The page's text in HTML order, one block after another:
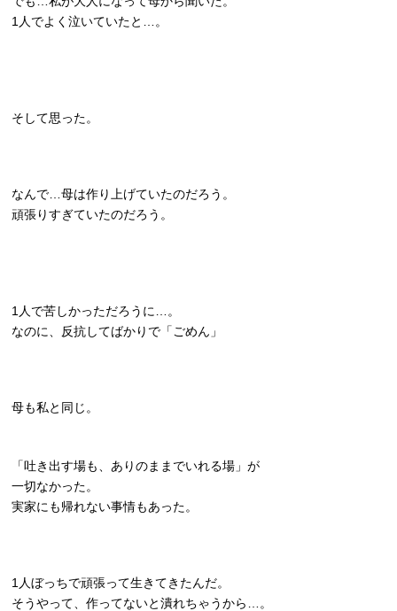
1人でよく泣いていたと…。
そして思った。
なんで…母は作り上げていたのだろう。
頑張りすぎていたのだろう。
1人で苦しかっただろうに…。
なのに、反抗してばかりで「ごめん」
母も私と同じ。
「吐き出す場も、ありのままでいれる場」が
一切なかった。
実家にも帰れない事情もあった。
1人ぼっちで頑張って生きてきたんだ。
そうやって、作ってないと潰れちゃうから…。